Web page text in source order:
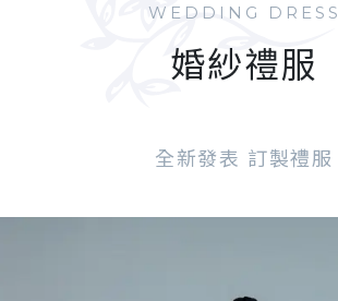
WEDDING DRESS
婚紗禮服
全新發表 訂製禮服